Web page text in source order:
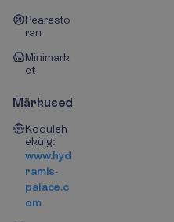
Pearesto
ran
Minimark
et
Märkused
Koduleh
ekülg:
www.hyd
ramis-
palace.c
om